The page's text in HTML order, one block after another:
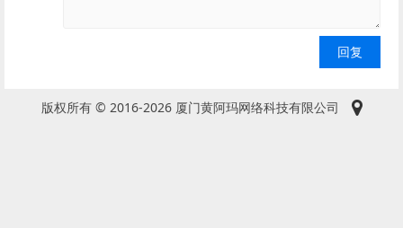
版权所有 © 2016-2026 厦门黄阿玛网络科技有限公司